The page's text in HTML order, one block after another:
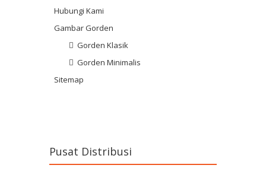
Hubungi Kami
Gambar Gorden
Gorden Klasik
Gorden Minimalis
Sitemap
Pusat Distribusi